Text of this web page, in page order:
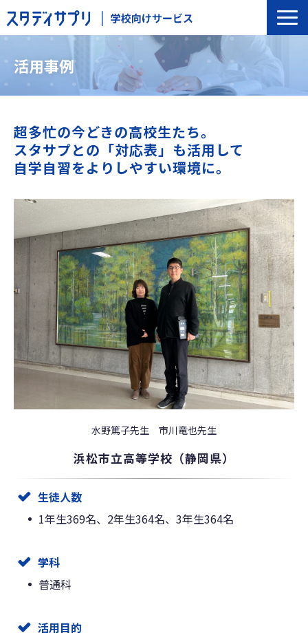
サービス一覧
選ばれる理由
導入の流れ
トップインタビュー
セミナー
よくあるご質問
活用事例
超多忙の今どきの高校生たち。
スタサプとの「対応表」も活用して
自学自習をよりしやすい環境に。
水野篤子先生 市川竜也先生
浜松市立高等学校（静岡県）
生徒人数
1年生369名、2年生364名、3年生364名
学科
普通科
活用目的